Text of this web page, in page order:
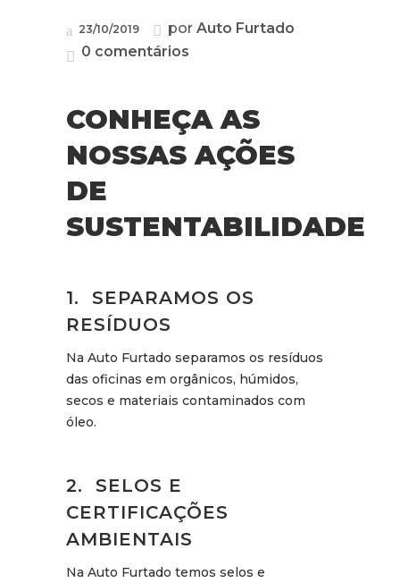
23/10/2019 por Auto Furtado
0 comentários
CONHEÇA AS
NOSSAS AÇÕES
DE
SUSTENTABILIDADE
1. SEPARAMOS OS
RESÍDUOS
Na Auto Furtado separamos os resíduos
das oficinas em orgânicos, húmidos,
secos e materiais contaminados com
óleo.
2. SELOS E
CERTIFICAÇÕES
AMBIENTAIS
Na Auto Furtado temos selos e